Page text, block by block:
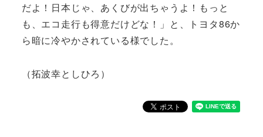
だよ！日本じゃ、あくびが出ちゃうよ！もっと
も、エコ走行も得意だけどな！」と、トヨタ86か
ら暗に冷やかされている様でした。
（拓波幸としひろ）